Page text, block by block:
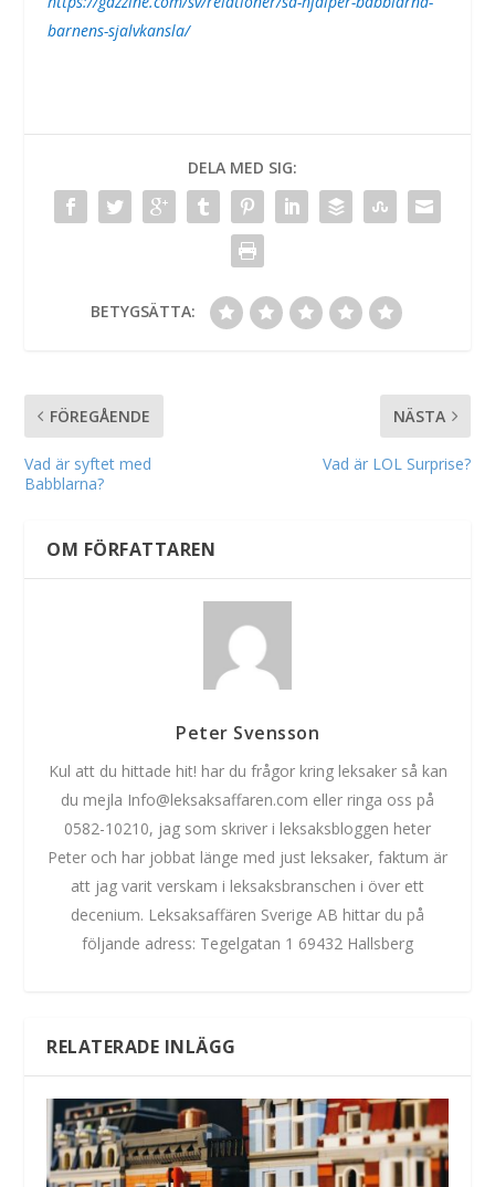
barnens-sjalvkansla/
DELA MED SIG:
BETYGSÄTTA:
FÖREGÅENDE
Vad är syftet med
Babblarna?
NÄSTA
Vad är LOL Surprise?
OM FÖRFATTAREN
Peter Svensson
Kul att du hittade hit! har du frågor kring leksaker så kan
du mejla Info@leksaksaffaren.com eller ringa oss på
0582-10210, jag som skriver i leksaksbloggen heter
Peter och har jobbat länge med just leksaker, faktum är
att jag varit verskam i leksaksbranschen i över ett
decenium. Leksaksaffären Sverige AB hittar du på
följande adress: Tegelgatan 1 69432 Hallsberg
RELATERADE INLÄGG